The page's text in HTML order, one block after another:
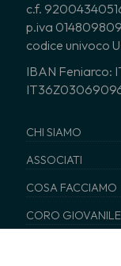
c.f.
p.iva
codice univoco
IBAN
CHI SIAMO
ASSOCIATI
COSA FACCIAMO
CORO